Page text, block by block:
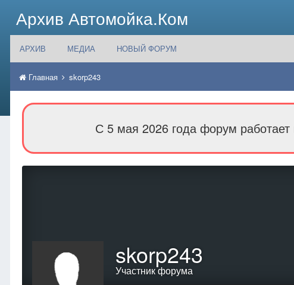
Архив Автомойка.Ком
АРХИВ МЕДИА НОВЫЙ ФОРУМ
Главная skorp243
С 5 мая 2026 года форум
skorp243
Участник форума